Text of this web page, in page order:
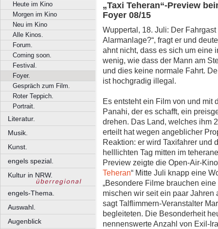
Heute im Kino
Morgen im Kino
Neu im Kino
Alle Kinos.
Forum.
Coming soon.
Festival.
Foyer.
Gespräch zum Film.
Roter Teppich.
Portrait.
Literatur.
Musik.
Kunst.
engels spezial.
Kultur in NRW.
engels-Thema.
Auswahl.
Augenblick
„Taxi Teheran“-Preview
Foyer 08/15
Wuppertal, 18. Juli: Der Fahrgast
Alarmanlage?“, fragt er und
ahnt nicht, dass es sich um eine
wenig, wie dass der Mann am
und dies keine normale Fahrt.
ist hochgradig illegal.
Es entsteht ein Film von und mit
Panahi, der es schafft, ein
drehen. Das Land, welches ihm
erteilt hat wegen angeblicher
Reaktion: er wird Taxifahrer und
helllichten Tag mitten im
Preview zeigte die Open-Air-
Teheran“ Mitte Juli knapp eine
„Besondere Filme brauchen
mischen wir seit ein paar Jahren
sagt Talflimmern-Veranstalter
begleiteten. Die Besonderheit
nennenswerte Anzahl von Exil-